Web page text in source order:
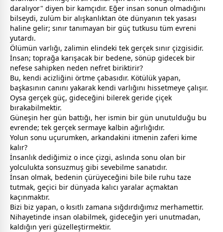
daralıyor" diyen bir kamçıdır. Eğer insan sonun olmadığını
bilseydi, zulüm bir alışkanlıktan öte dünyanın tek yasası
haline gelir; sınır tanımayan bir güç tutkusu tüm evreni
yutardı.
Ölümün varlığı, zalimin elindeki tek gerçek sınır çizgisidir.
İnsan; toprağa karışacak bir bedene, sönüp gidecek bir
nefese sahipken neden nefret biriktirir?
Bu, kendi acizliğini örtme çabasıdır. Kötülük yapan,
başkasının canını yakarak kendi varlığını hissetmeye çalışır.
Oysa gerçek güç, gideceğini bilerek geride çiçek
bırakabilmektir.
Güneşin her gün battığı, her ismin bir gün unutulduğu bu
evrende; tek gerçek sermaye kalbin ağırlığıdır.
Yolun sonu uçurumken, arkandakini itmenin zaferi kime
kalır?
İnsanlık dediğimiz o ince çizgi, aslında sonu olan bir
yolculukta sonsuzmuş gibi sevebilme sanatıdır.
İnsan olmak, bedenin çürüyeceğini bile bile ruhu taze
tutmak, geçici bir dünyada kalıcı yaralar açmaktan
kaçınmaktır.
Bizi biz yapan, o kısıtlı zamana sığdırdığımız merhamettir.
Nihayetinde insan olabilmek, gideceğin yeri unutmadan,
kaldığın yeri güzelleştirmektir.